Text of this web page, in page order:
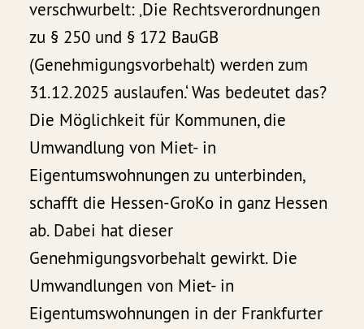
verschwurbelt: ‚Die Rechtsverordnungen
zu § 250 und § 172 BauGB
(Genehmigungsvorbehalt) werden zum
31.12.2025 auslaufen.‘ Was bedeutet das?
Die Möglichkeit für Kommunen, die
Umwandlung von Miet- in
Eigentumswohnungen zu unterbinden,
schafft die Hessen-GroKo in ganz Hessen
ab. Dabei hat dieser
Genehmigungsvorbehalt gewirkt. Die
Umwandlungen von Miet- in
Eigentumswohnungen in der Frankfurter